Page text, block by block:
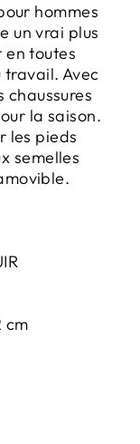
hommes
un vrai plus
en toutes
travail. Avec
chaussures
la saison.
les pieds
semelles
cm